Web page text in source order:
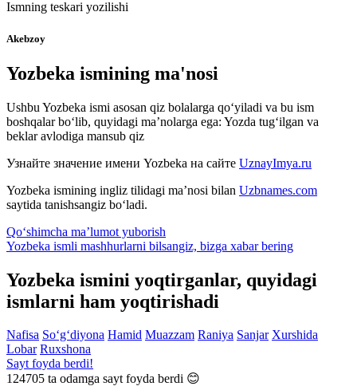
Ismning teskari yozilishi
Akebzoy
Yozbeka ismining ma'nosi
Ushbu Yozbeka ismi asosan qiz bolalarga qo‘yiladi va bu ism
boshqalar bo‘lib, quyidagi ma’nolarga ega: Yozda tug‘ilgan va
beklar avlodiga mansub qiz
Узнайте значение имени Yozbeka на сайте UznayImya.ru
Yozbeka ismining ingliz tilidagi ma’nosi bilan Uzbnames.com
saytida tanishsangiz bo‘ladi.
Qo‘shimcha ma’lumot yuborish
Yozbeka ismli mashhurlarni bilsangiz, bizga xabar bering
Yozbeka ismini yoqtirganlar, quyidagi
ismlarni ham yoqtirishadi
Nafisa So‘g‘diyona Hamid Muazzam Raniya Sanjar Xurshida
Lobar Ruxshona
Sayt foyda berdi!
124705 ta odamga sayt foyda berdi 😊